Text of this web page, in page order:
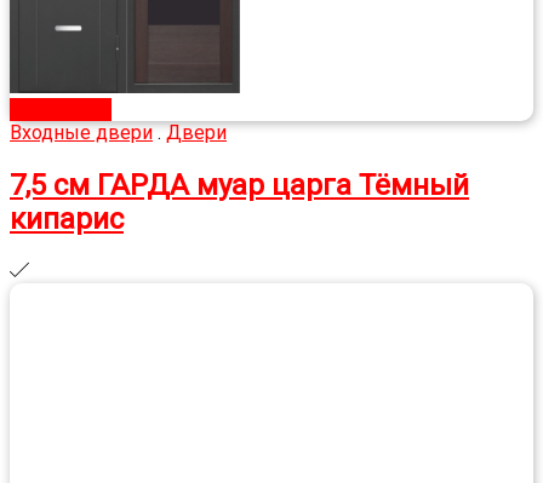
Входные двери.Двери
7,5 см ГАРДА муар царга Тёмный
кипарис